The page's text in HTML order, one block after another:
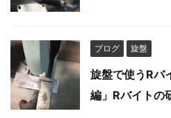
ブログ 旋盤
旋盤で使うRバ
編」Rバイトの